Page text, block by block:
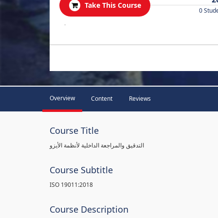
Take This Course
0
.
Overview Content Reviews
Course Title
التدقيق والمراجعة الداخلية لأنظمة الأيزو
Course Subtitle
ISO 19011:2018
Course Description